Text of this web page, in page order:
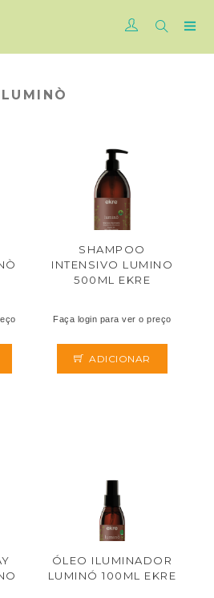
LUMINÒ
SHAMPOO
INTENSIVO LUMINO
500ML EKRE
Faça login para ver o preço
ADICIONAR
ÓLEO ILUMINADOR
LUMINÓ 100ML EKRE